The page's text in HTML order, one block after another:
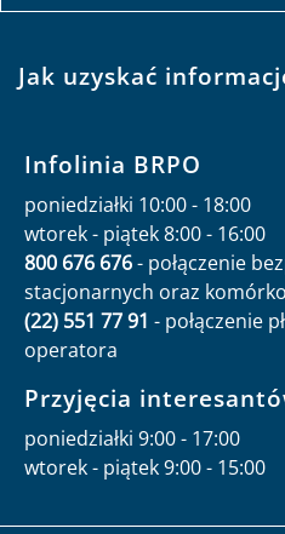
Jak uzyskać
Infolinia BRPO
poniedziałki 10:00 - 18:00
wtorek - piątek 8:00 - 16:00
800 676 676- połączenie
stacjonarnych oraz
(22) 551 77 91 - połączenie
operatora
Przyjęcia
poniedziałki 9:00 - 17:00
wtorek - piątek 9:00 - 15:00